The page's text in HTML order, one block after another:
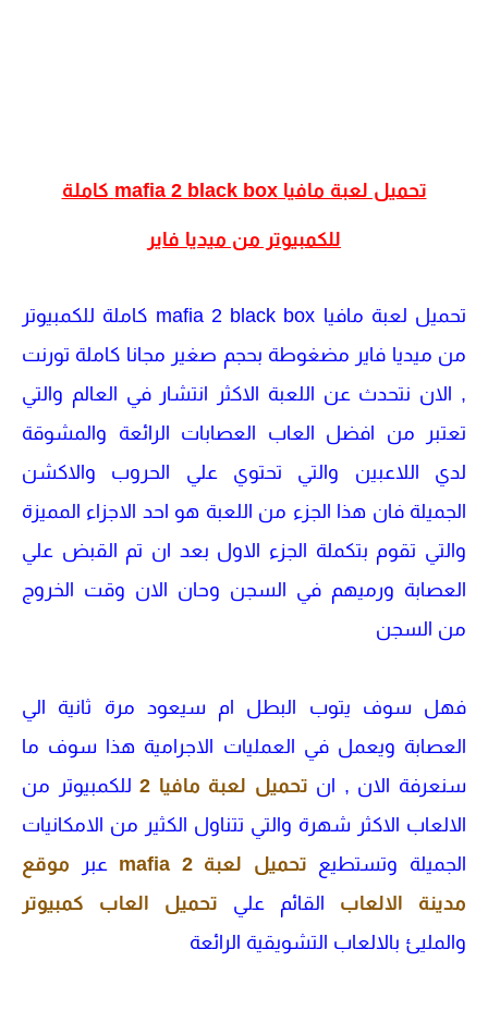
تحميل لعبة مافيا mafia 2 black box كاملة
للكمبيوتر من ميديا فاير
تحميل لعبة مافيا mafia 2 black box كاملة للكمبيوتر
من ميديا فاير مضغوطة بحجم صغير مجانا كاملة تورنت
, الان نتحدث عن اللعبة الاكثر انتشار في العالم والتي
تعتبر من افضل العاب العصابات الرائعة والمشوقة
لدي اللاعبين والتي تحتوي علي الحروب والاكشن
الجميلة فان هذا الجزء من اللعبة هو احد الاجزاء المميزة
والتي تقوم بتكملة الجزء الاول بعد ان تم القبض علي
العصابة ورميهم في السجن وحان الان وقت الخروج
من السجن
فهل سوف يتوب البطل ام سيعود مرة ثانية الي
العصابة ويعمل في العمليات الاجرامية هذا سوف ما
سنعرفة الان , ان تحميل لعبة مافيا 2
للكمبيوتر من
الالعاب الاكثر شهرة والتي تتناول الكثير من الامكانيات
الجميلة وتستطيع تحميل لعبة mafia 2 عبر موقع
مدينة الالعاب القائم علي تحميل العاب كمبيوتر
والمليئ بالالعاب التشويقية الرائعة